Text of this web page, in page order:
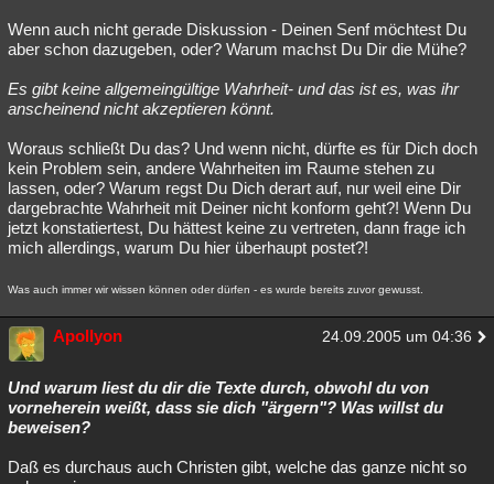
Wenn auch nicht gerade Diskussion - Deinen Senf möchtest Du
aber schon dazugeben, oder? Warum machst Du Dir die Mühe?
Es gibt keine allgemeingültige Wahrheit- und das ist es, was ihr
anscheinend nicht akzeptieren könnt.
Woraus schließt Du das? Und wenn nicht, dürfte es für Dich doch
kein Problem sein, andere Wahrheiten im Raume stehen zu
lassen, oder? Warum regst Du Dich derart auf, nur weil eine Dir
dargebrachte Wahrheit mit Deiner nicht konform geht?! Wenn Du
jetzt konstatiertest, Du hättest keine zu vertreten, dann frage ich
mich allerdings, warum Du hier überhaupt postet?!
Was auch immer wir wissen können oder dürfen - es wurde bereits zuvor gewusst.
Apollyon 24.09.2005 um 04:36
Und warum liest du dir die Texte durch, obwohl du von
vorneherein weißt, dass sie dich "ärgern"? Was willst du
beweisen?
Daß es durchaus auch Christen gibt, welche das ganze nicht so